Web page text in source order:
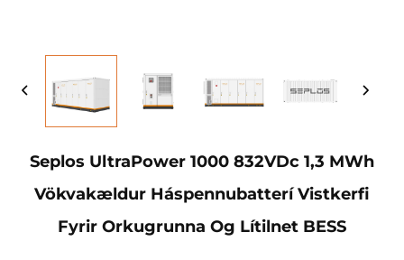
Seplos UltraPower 1000 832VDc 1,3 MWh
Vökvakældur Háspennubatterí Vistkerfi
Fyrir Orkugrunna Og Lítilnet BESS